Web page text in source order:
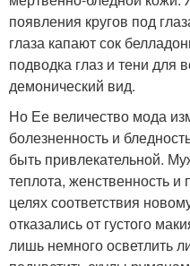
появления кругов под
глаза капают сок
подводка глаз и тени для
демонический вид.
Но Ее величество мода
болезненность и
быть привлекательной.
теплота, женственность
целях соответствия
отказались от густого
лишь немного осветлить